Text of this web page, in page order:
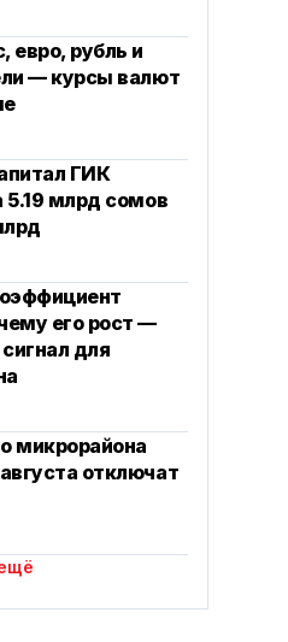
евро, рубль и
— курсы валют
ГИК
5.19 млрд сомов
его рост —
для
микрорайона
отключат